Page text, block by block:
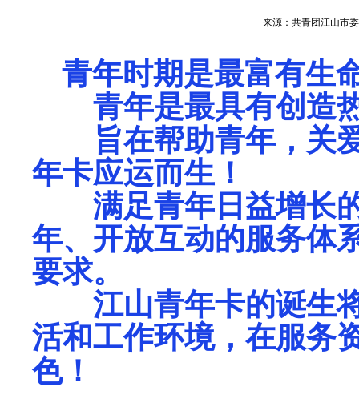
来源：共青团江山
青年时期是最富有生
青年是最具有创造热
旨在帮助青年，关爱
年卡应运而生！
满足青年日益增长的
年、开放互动的服务体
要求。
江山青年卡的诞生将
活和工作环境，在服务
色！